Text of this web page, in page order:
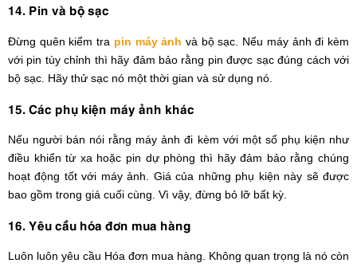
14. Pin và bộ sạc
Đừng quên kiểm tra pin máy ảnh và bộ sạc. Nếu máy ảnh đi kèm
với pin tùy chỉnh thì hãy đảm bảo rằng pin được sạc đúng cách với
bộ sạc. Hãy thử sạc nó một thời gian và sử dụng nó.
15. Các phụ kiện máy ảnh khác
Nếu người bán nói rằng máy ảnh đi kèm với một số phụ kiện như
điều khiển từ xa hoặc pin dự phòng thì hãy đảm bảo rằng chúng
hoạt động tốt với máy ảnh. Giá của những phụ kiện này sẽ được
bao gồm trong giá cuối cùng. Vì vậy, đừng bỏ lỡ bất kỳ.
16. Yêu cầu hóa đơn mua hàng
Luôn luôn yêu cầu Hóa đơn mua hàng. Không quan trọng là nó còn